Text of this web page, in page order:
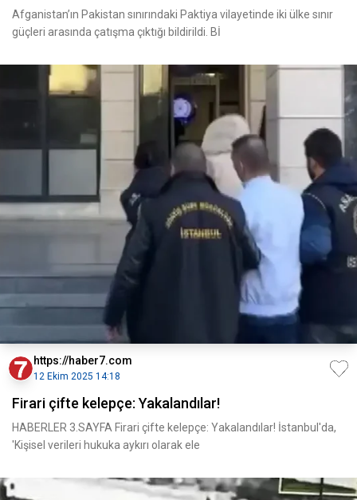
Afganistan’ın Pakistan sınırındaki Paktiya vilayetinde iki ülke sınır
güçleri arasında çatışma çıktığı bildirildi. Bİ
https://haber7.com
12 Ekim 2025 14:18
Firari çifte kelepçe: Yakalandılar!
HABERLER 3.SAYFA Firari çifte kelepçe: Yakalandılar! İstanbul'da,
'Kişisel verileri hukuka aykırı olarak ele